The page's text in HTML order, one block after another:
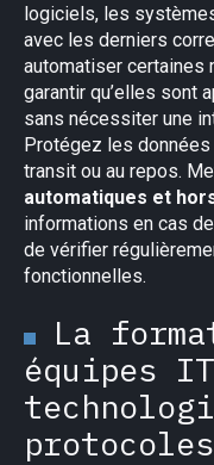
logiciels, les
avec les derniers
automatiser certaines
garantir qu’elles sont
sans nécessiter une
Protégez les
transit ou au repos.
automatiques et
informations en cas
de vérifier
fonctionnelles.
La
équipes
protocoles